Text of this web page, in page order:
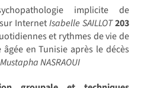
implicite de
InternetIsabelle SAILLOT203
et rythmes de vie de
en Tunisie après le décès
Mustapha NASRAOUI